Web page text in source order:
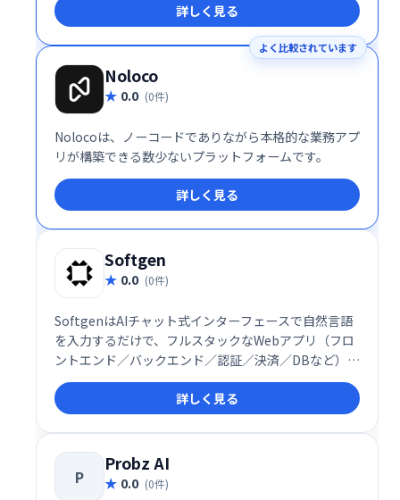
詳しく見る
よく比較されています
Noloco
0.0 (0件)
Nolocoは、ノーコードでありながら本格的な業務アプ
リが構築できる数少ないプラットフォームです。
詳しく見る
Softgen
0.0 (0件)
SoftgenはAIチャット式インターフェースで自然言語
を入力するだけで、フルスタックなWebアプリ（フロ
ントエンド／バックエンド／認証／決済／DBなど）を
自動生成し、迅速に展開できる開発プラットフォーム
です
詳しく見る
P
Probz AI
0.0 (0件)